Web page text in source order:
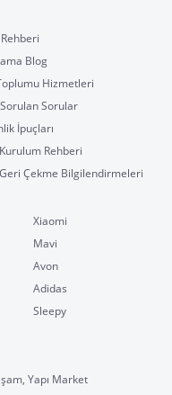
Blog
Hizmetleri
Sorulan Sorular
İpuçları
Rehberi
Çekme Bilgilendirmeleri
Xiaomi
Mavi
Avon
Adidas
Sleepy
Yapı Market